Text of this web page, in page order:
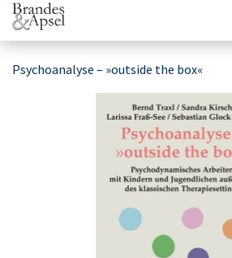
Psychoanalyse – »outside the box«